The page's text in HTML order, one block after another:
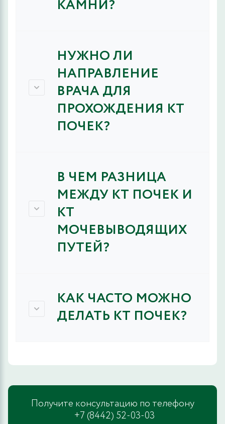
КАМНИ?
НУЖНО ЛИ
НАПРАВЛЕНИЕ
ВРАЧА ДЛЯ
ПРОХОЖДЕНИЯ КТ
ПОЧЕК?
В ЧЕМ РАЗНИЦА
МЕЖДУ КТ ПОЧЕК И
КТ
МОЧЕВЫВОДЯЩИХ
ПУТЕЙ?
КАК ЧАСТО МОЖНО
ДЕЛАТЬ КТ ПОЧЕК?
Получите консультацию по телефону
+7 (8442) 52-03-03